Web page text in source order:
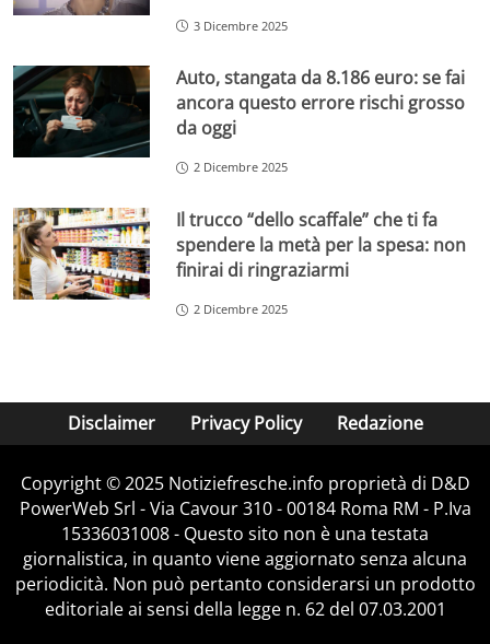
3 Dicembre 2025
Auto, stangata da 8.186 euro: se fai
ancora questo errore rischi grosso
da oggi
2 Dicembre 2025
Il trucco “dello scaffale” che ti fa
spendere la metà per la spesa: non
finirai di ringraziarmi
2 Dicembre 2025
Disclaimer Privacy Policy Redazione
Copyright © 2025 Notiziefresche.info proprietà di D&D
PowerWeb Srl - Via Cavour 310 - 00184 Roma RM - P.Iva
15336031008 - Questo sito non è una testata
giornalistica, in quanto viene aggiornato senza alcuna
periodicità. Non può pertanto considerarsi un prodotto
editoriale ai sensi della legge n. 62 del 07.03.2001